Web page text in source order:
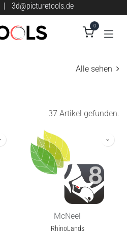
| 3d@picturetools.de
0
Alle sehen
37 Artikel gefunden.
McNeel
RhinoLands